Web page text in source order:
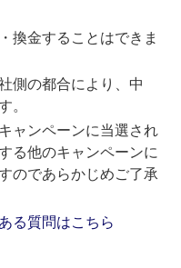
換金することはできま
側の都合により、中
。
ャンペーンに当選され
る他のキャンペーンに
のであらかじめご了承
る質問はこちら